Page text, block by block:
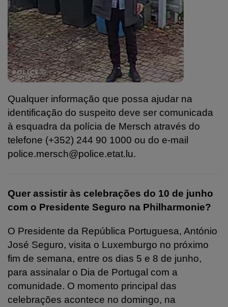
Qualquer informação que possa ajudar na
identificação do suspeito deve ser comunicada
à esquadra da polícia de Mersch através do
telefone (+352) 244 90 1000 ou do e-mail
police.mersch@police.etat.lu.
Quer assistir às celebrações do 10 de junho
com o Presidente Seguro na Philharmonie?
O Presidente da República Portuguesa, António
José Seguro, visita o Luxemburgo no próximo
fim de semana, entre os dias 5 e 8 de junho,
para assinalar o Dia de Portugal com a
comunidade. O momento principal das
celebrações acontece no domingo, na